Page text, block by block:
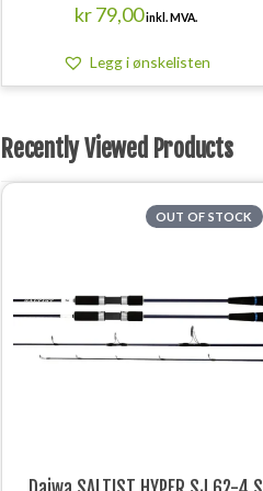
kr79,00inkl. MVA.
Legg i ønskelisten
Recently Viewed Products
OUT OF STOCK